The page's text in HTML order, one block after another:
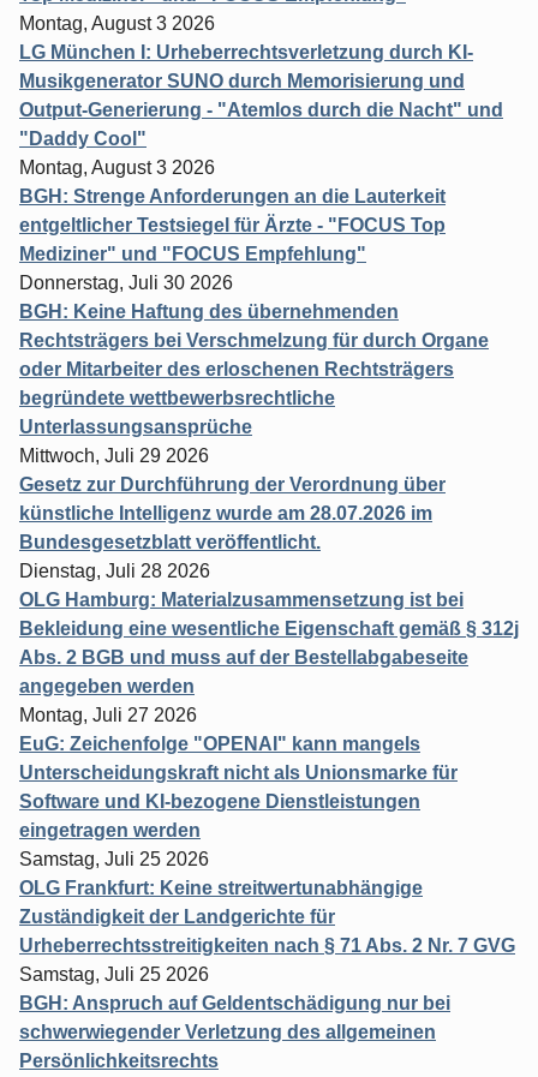
Montag, August 3 2026
LG München I: Urheberrechtsverletzung durch KI-
Musikgenerator SUNO durch Memorisierung und
Output-Generierung - "Atemlos durch die Nacht" und
"Daddy Cool"
Montag, August 3 2026
BGH: Strenge Anforderungen an die Lauterkeit
entgeltlicher Testsiegel für Ärzte - "FOCUS Top
Mediziner" und "FOCUS Empfehlung"
Donnerstag, Juli 30 2026
BGH: Keine Haftung des übernehmenden
Rechtsträgers bei Verschmelzung für durch Organe
oder Mitarbeiter des erloschenen Rechtsträgers
begründete wettbewerbsrechtliche
Unterlassungsansprüche
Mittwoch, Juli 29 2026
Gesetz zur Durchführung der Verordnung über
künstliche Intelligenz wurde am 28.07.2026 im
Bundesgesetzblatt veröffentlicht.
Dienstag, Juli 28 2026
OLG Hamburg: Materialzusammensetzung ist bei
Bekleidung eine wesentliche Eigenschaft gemäß § 312j
Abs. 2 BGB und muss auf der Bestellabgabeseite
angegeben werden
Montag, Juli 27 2026
EuG: Zeichenfolge "OPENAI" kann mangels
Unterscheidungskraft nicht als Unionsmarke für
Software und KI-bezogene Dienstleistungen
eingetragen werden
Samstag, Juli 25 2026
OLG Frankfurt: Keine streitwertunabhängige
Zuständigkeit der Landgerichte für
Urheberrechtsstreitigkeiten nach § 71 Abs. 2 Nr. 7 GVG
Samstag, Juli 25 2026
BGH: Anspruch auf Geldentschädigung nur bei
schwerwiegender Verletzung des allgemeinen
Persönlichkeitsrechts